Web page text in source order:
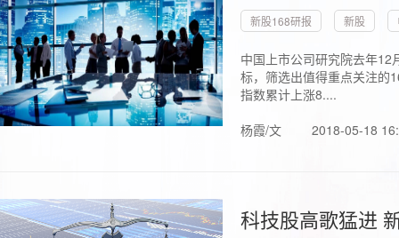
新股168研报 新股
中国上市公司研究院去年
标，筛选出值得重点关注的
指数累计上涨8....
杨霞/文
2018-05-18
科技股高歌猛进